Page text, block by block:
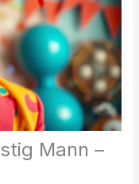
Mann –